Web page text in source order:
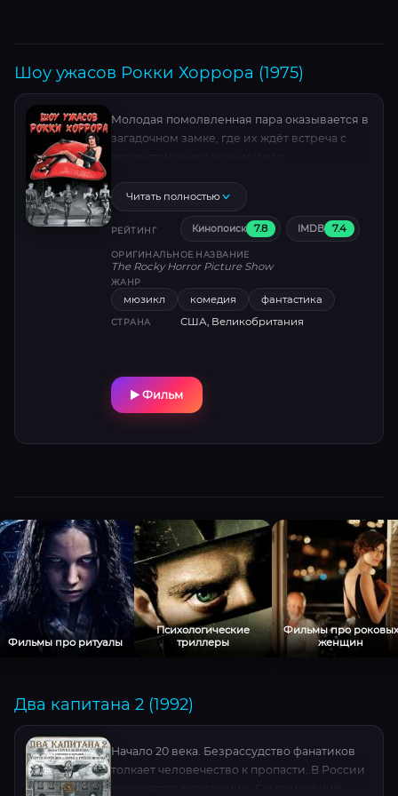
Шоу ужасов Рокки Хоррора (1975)
Молодая помолвленная пара оказывается в
загадочном замке, где их ждёт встреча с
танцы, трансгрессивный юмор и культовая
музыка — всё смешалось в этом
сюрреалистическом путешествии, ставшем
символом киноавангарда 70-х .
Читать полностью
РЕЙТИНГ Кинопоиск 7.8 IMDB 7.4
ОРИГИНАЛЬНОЕ НАЗВАНИЕ
The Rocky Horror Picture Show
ЖАНР
мюзикл комедия фантастика
СТРАНА США, Великобритания
Фильм
Фильмы про ритуалы
Психологические
триллеры
Фильмы про роковых
женщин
Два капитана 2 (1992)
Начало 20 века. Безрассудство фанатиков
толкает человечество к пропасти. В России